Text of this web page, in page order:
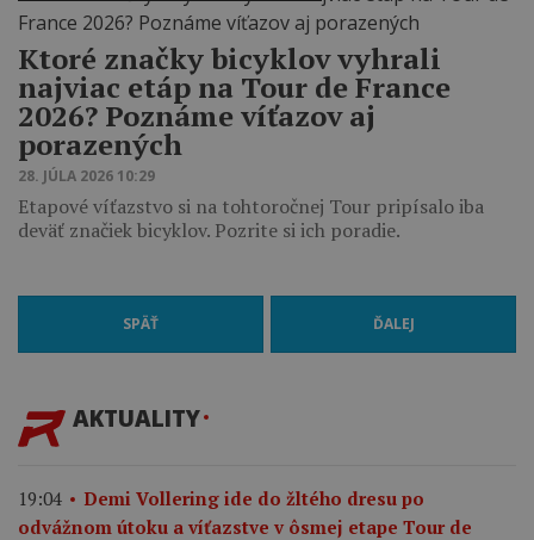
Ktoré značky bicyklov vyhrali
najviac etáp na Tour de France
2026? Poznáme víťazov aj
porazených
28. JÚLA 2026 10:29
Etapové víťazstvo si na tohtoročnej Tour pripísalo iba
deväť značiek bicyklov. Pozrite si ich poradie.
SPÄŤ ĎALEJ
AKTUALITY
19:04
Demi Vollering ide do žltého dresu po
odvážnom útoku a víťazstve v ôsmej etape Tour de